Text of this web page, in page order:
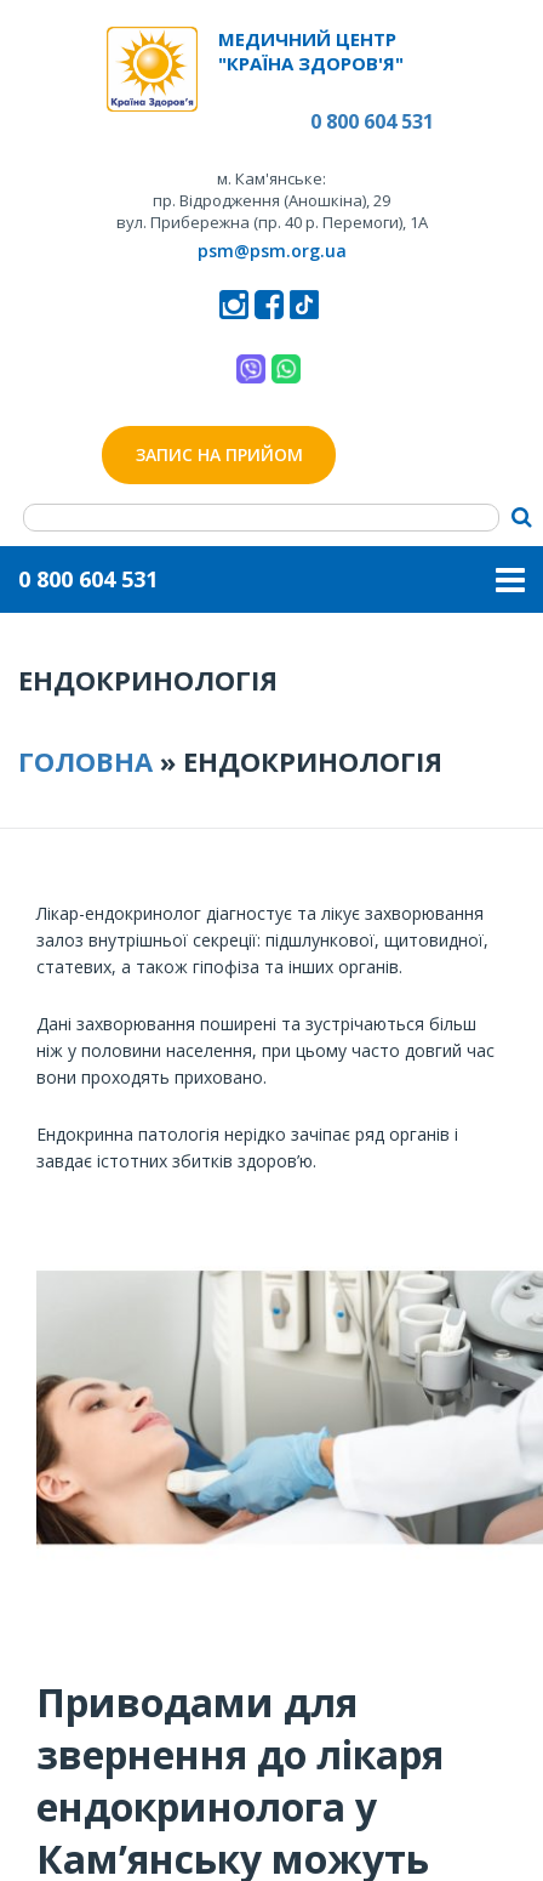
МЕДИЧНИЙ ЦЕНТР
"КРАЇНА ЗДОРОВ'Я"
0 800 604 531
м. Кам'янське:
пр. Відродження (Аношкіна), 29
вул. Прибережна (пр. 40 р. Перемоги), 1А
psm@psm.org.ua
ЗАПИС НА ПРИЙОМ
0 800 604 531
ЕНДОКРИНОЛОГІЯ
ГОЛОВНА » ЕНДОКРИНОЛОГІЯ
Лікар-ендокринолог діагностує та лікує захворювання
залоз внутрішньої секреції: підшлункової, щитовидної,
статевих, а також гіпофіза та інших органів.
Дані захворювання поширені та зустрічаються більш
ніж у половини населення, при цьому часто довгий час
вони проходять приховано.
Ендокринна патологія нерідко зачіпає ряд органів і
завдає істотних збитків здоров’ю.
Приводами для
звернення до лікаря
ендокринолога у
Камʼянську можуть